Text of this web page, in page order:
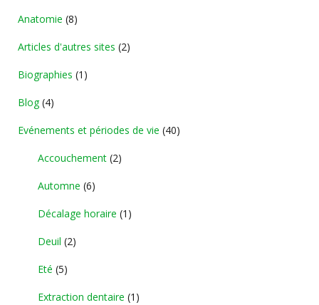
Anatomie (8)
Articles d'autres sites (2)
Biographies (1)
Blog(4)
Evénements et périodes de vie (40)
Accouchement (2)
Automne (6)
Décalage horaire (1)
Deuil (2)
Eté (5)
Extraction dentaire (1)